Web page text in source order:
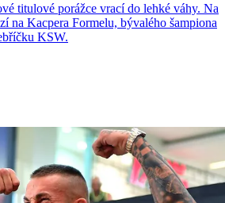
titulové porážce vrací do lehké váhy. Na
na Kacpera Formelu, bývalého šampiona
KSW.